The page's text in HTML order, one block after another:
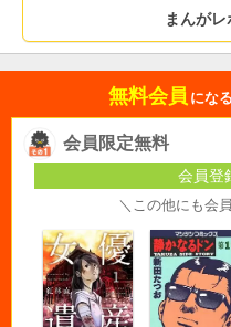
まんが
無料会員 にな
会員限定無料
会員登
＼この他にも会